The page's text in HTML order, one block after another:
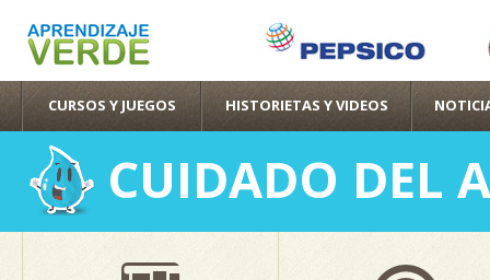
CURSOS Y JUEGOS HISTORIETAS Y VIDEOS
CUIDADO DEL